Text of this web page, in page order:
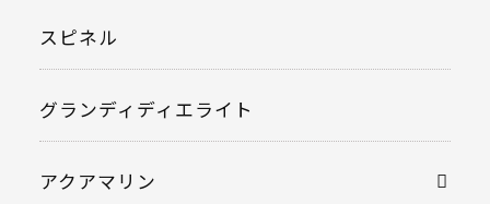
スピネル
グランディディエライト
アクアマリン